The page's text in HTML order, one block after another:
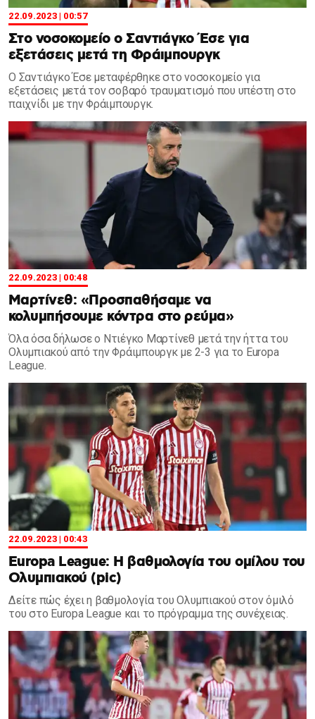
22.09.2023 | 00:57
Στο νοσοκομείο ο Σαντιάγκο Έσε για
εξετάσεις μετά τη Φράιμπουργκ
Ο Σαντιάγκο Έσε μεταφέρθηκε στο νοσοκομείο για
εξετάσεις μετά τον σοβαρό τραυματισμό που υπέστη στο
παιχνίδι με την Φράιμπουργκ.
22.09.2023 | 00:48
Μαρτίνεθ: «Προσπαθήσαμε να
κολυμπήσουμε κόντρα στο ρεύμα»
Όλα όσα δήλωσε ο Ντιέγκο Μαρτίνεθ μετά την ήττα του
Ολυμπιακού από την Φράιμπουργκ με 2-3 για το Europa
League.
22.09.2023 | 00:43
Europa League: Η βαθμολογία του ομίλου του
Ολυμπιακού (pic)
Δείτε πώς έχει η βαθμολογία του Ολυμπιακού στον όμιλό
του στο Europa League και το πρόγραμμα της συνέχειας.